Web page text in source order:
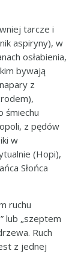
tarcze i
aspiryny), w
osłabienia,
bywają
z
śmiechu
z pędów
w
(Hopi),
Słońca
ruchu
lub „szeptem
Ruch
z jednej